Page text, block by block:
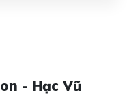
- Hạc Vũ